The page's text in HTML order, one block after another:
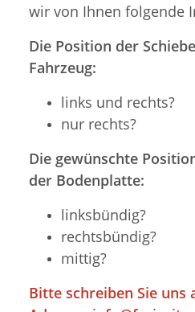
wir von Ihnen folgende
Die Position der
Fahrzeug:
links und rechts?
nur rechts?
Die gewünschte
der Bodenplatte:
linksbündig?
rechtsbündig?
mittig?
Bitte schreiben Sie uns